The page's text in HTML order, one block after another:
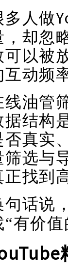
多人做
，却忽
可以被
互动频
线油管
据结构
否真实
筛选与
正找到
句话说
“有价